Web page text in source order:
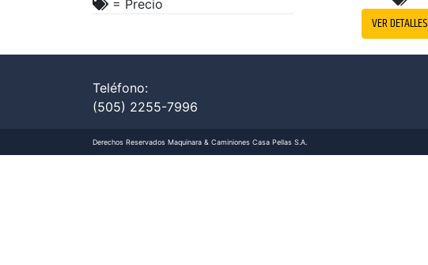
= Precio
VER DETALLES
Teléfono:
(505) 2255-7996
Derechos Reservados Maquinara & Caminiones Casa Pellas S.A.